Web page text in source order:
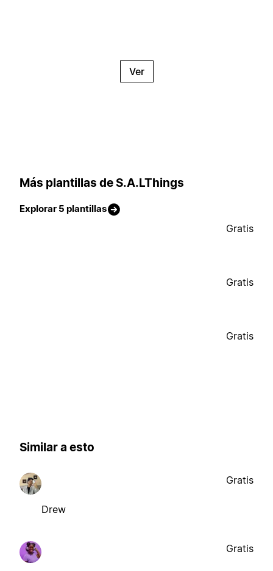
Ver
Más plantillas de S.A.LThings
Explorar 5 plantillas
Gratis
Gratis
Gratis
Similar a esto
Drew
Gratis
Gratis